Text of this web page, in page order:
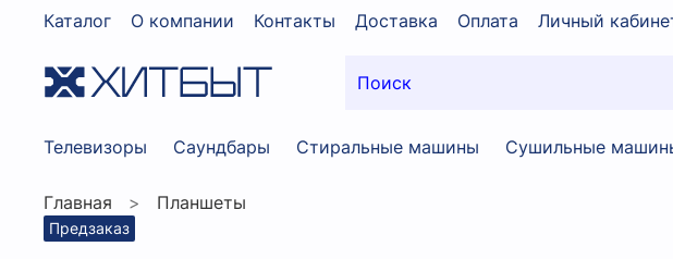
Каталог О компании Контакты Доставка Оплата Личный
Телевизоры Саундбары Стиральные машины Сушильные
Главная Планшеты
Предзаказ